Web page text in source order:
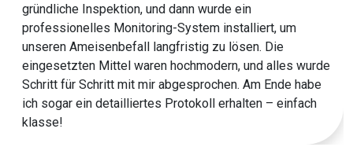
gründliche Inspektion, und dann wurde ein
professionelles Monitoring-System installiert, um
unseren Ameisenbefall langfristig zu lösen. Die
eingesetzten Mittel waren hochmodern, und alles wurde
Schritt für Schritt mit mir abgesprochen. Am Ende habe
ich sogar ein detailliertes Protokoll erhalten – einfach
klasse!